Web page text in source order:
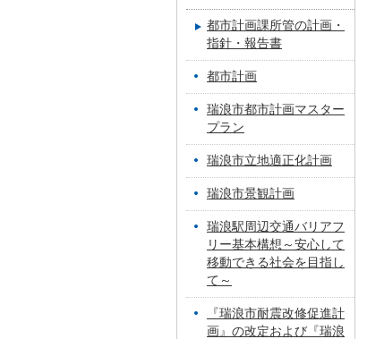
都市計画課所管の計画・
指針・報告書
都市計画
瑞浪市都市計画マスター
プラン
瑞浪市立地適正化計画
瑞浪市景観計画
瑞浪駅周辺交通バリアフ
リー基本構想～安心して
移動できる社会を目指し
て～
『瑞浪市耐震改修促進計
画』の改定および『瑞浪